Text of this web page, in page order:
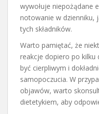
wywołuje niepożądane
notowanie w dzienniku,
tych składników.
Warto pamiętać, że
reakcje dopiero po kilku
być cierpliwym i
samopoczucia. W
objawów, warto
dietetykiem, aby